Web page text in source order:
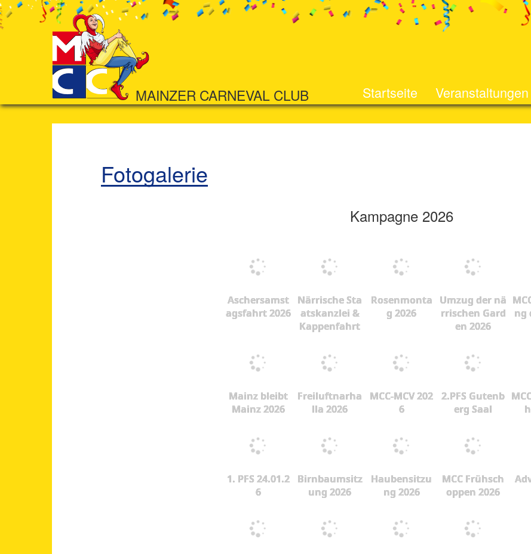
MAINZER CARNEVAL CLUB Startseite Veranstaltungen
Fotogalerie
Kampagne 2026
Aschersamst
agsfahrt 2026
Närrische Sta
atskanzlei &
Kappenfahrt
Rosenmonta
g 2026
Umzug der nä
rrischen Gard
en 2026
ng
Mainz bleibt
Mainz 2026
Freiluftnarha
lla 2026
MCC-MCV 202
6
2.PFS Gutenb
erg Saal
1. PFS 24.01.2
6
Birnbaumsitz
ung 2026
Haubensitzu
ng 2026
MCC Frühsch
oppen 2026